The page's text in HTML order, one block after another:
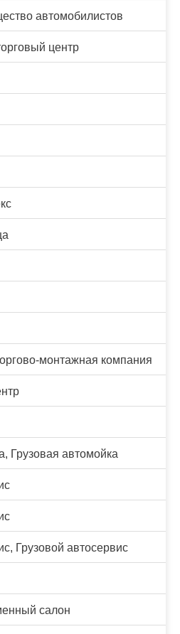
автомобилистов
центр
монтажная компания
Грузовая автомойка
Грузовой автосервис
салон